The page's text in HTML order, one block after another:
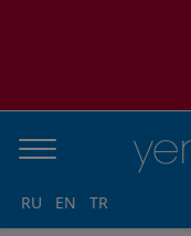
RU EN TR